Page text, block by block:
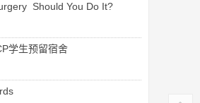
 Should You Do It?
学生预留宿舍